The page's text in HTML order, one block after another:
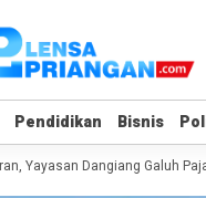
Pendidikan Bisnis
Pendidikan Bisnis
Yayasan Dangiang Galuh